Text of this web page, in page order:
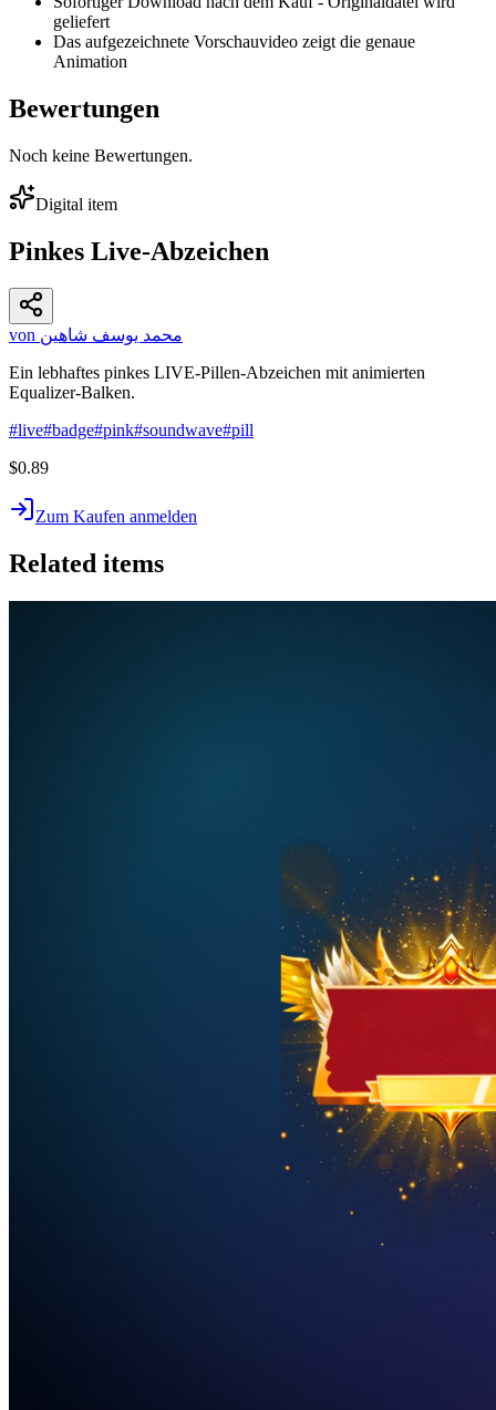
geliefert
Das aufgezeichnete Vorschauvideo zeigt die genaue
Animation
Bewertungen
Noch keine Bewertungen.
Digital item
Pinkes Live-Abzeichen
von محمد يوسف شاهين
Ein lebhaftes pinkes LIVE-Pillen-Abzeichen mit animierten
Equalizer-Balken.
#live#badge#pink#soundwave#pill
$0.89
Zum Kaufen anmelden
Related items